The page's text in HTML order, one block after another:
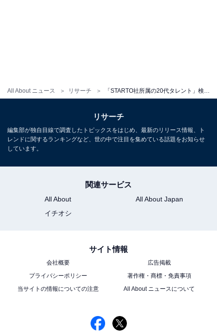
All About ニュース リサーチ
リサーチ
編集部が独自目線で調査したトピックスをはじめ、最新のリリース情報、ト
レンドに関するランキングなど、世の中で注目を集めている話題をお知らせ
しています。
関連サービス
All About
All About Japan
イチオシ
サイト情報
会社概要
広告掲載
プライバシーポリシー
著作権・商標・免責事項
当サイトの情報についての注意
All About ニュースについて